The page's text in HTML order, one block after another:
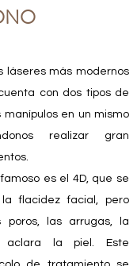
láseres más modernos
con dos tipos de
manípulos en un mismo
realizar gran
es el 4D, que se
flacidez facial, pero
poros, las arrugas, la
aclara la piel. Este